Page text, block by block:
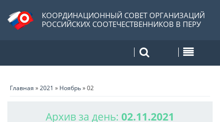
КООРДИНАЦИОННЫЙ СОВЕТ ОРГАНИЗАЦИЙ
РОССИЙСКИХ СООТЕЧЕСТВЕННИКОВ В ПЕРУ
Главная »2021 » Ноябрь»02
Архив за день: 02.11.2021